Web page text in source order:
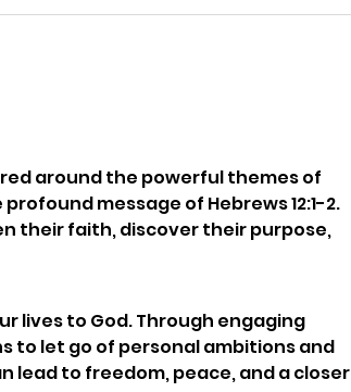
around the powerful themes of
message of Hebrews 12:1-2.
their faith, discover their purpose,
lives to God. Through engaging
to let go of personal ambitions and
lead to freedom, peace, and a closer